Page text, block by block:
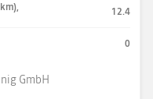
12.4
0
GmbH